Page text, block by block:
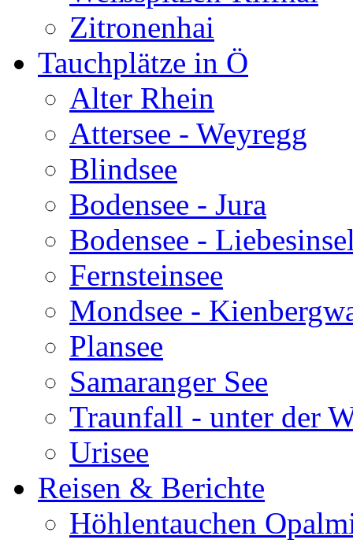
Zitronenhai
Tauchplätze in Ö
Alter Rhein
Attersee - Weyregg
Blindsee
Bodensee - Jura
Bodensee -
Fernsteinsee
Mondsee -
Plansee
Samaranger See
Traunfall - unter der
Urisee
Reisen & Berichte
Höhlentauchen